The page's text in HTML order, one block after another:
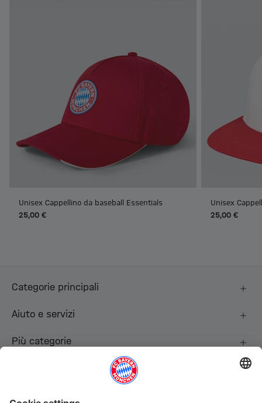
Unisex Cappellino da baseball Essentials
25,00 €
Unisex
25,00 €
Categorie principali
Aiuto e servizi
Più categorie